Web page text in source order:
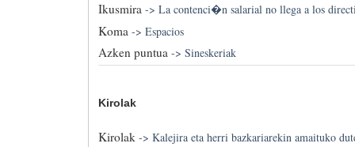
Ikusmira-> La contenci�n salarial no llega a los
Koma -> Espacios
Azken puntua-> Sineskeriak
Kirolak
Kirolak-> Kalejira eta herri bazkariarekin amaituko